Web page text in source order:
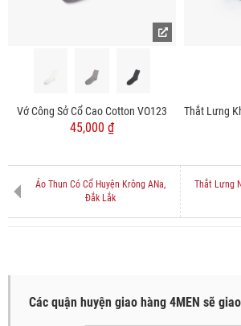
Vớ Công Sở Cổ Cao Cotton VO123
45,000 ₫
Áo Thun Có Cổ Huyện Krông ANa,
Đắk Lắk
Thắt Lưng
Các quận huyện giao hàng 4MEN sẽ